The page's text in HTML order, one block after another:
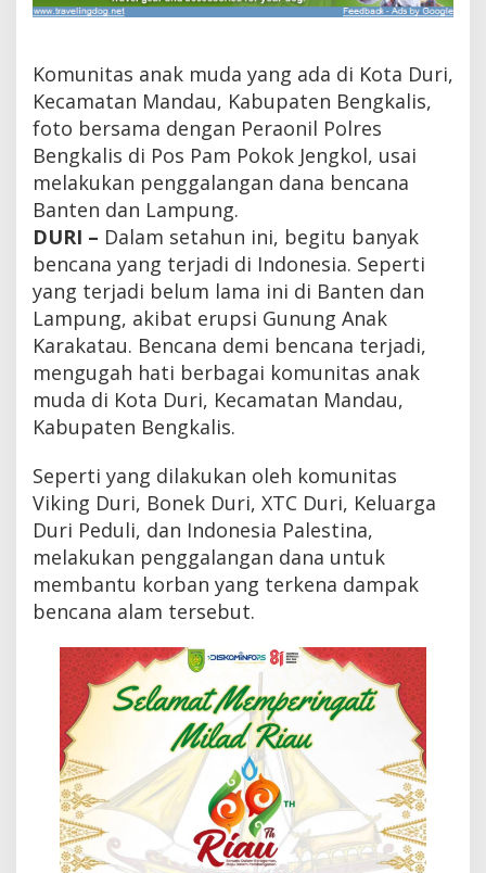
M
a
d
K
o
t
a
D
r
i
B
e
r
s
a
t
u
G
a
a
g
D
a
n
a
U
u
k
B
e
a
Komunitas anak muda yang ada di Kota Duri,
Kecamatan Mandau, Kabupaten Bengkalis,
foto bersama dengan Peraonil Polres
Bengkalis di Pos Pam Pokok Jengkol, usai
melakukan penggalangan dana bencana
Banten dan Lampung.
DURI – Dalam setahun ini, begitu banyak
bencana yang terjadi di Indonesia. Seperti
yang terjadi belum lama ini di Banten dan
Lampung, akibat erupsi Gunung Anak
Karakatau. Bencana demi bencana terjadi,
mengugah hati berbagai komunitas anak
muda di Kota Duri, Kecamatan Mandau,
Kabupaten Bengkalis.
Seperti yang dilakukan oleh komunitas
Viking Duri, Bonek Duri, XTC Duri, Keluarga
Duri Peduli, dan Indonesia Palestina,
melakukan penggalangan dana untuk
membantu korban yang terkena dampak
bencana alam tersebut.